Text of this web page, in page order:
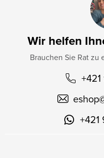
Wir helfen
Brauchen Sie Rat zu
eshop
+421